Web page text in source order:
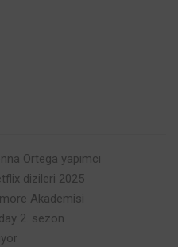
Ortega yapımcı
dizileri 2025
Akademisi
2. sezon